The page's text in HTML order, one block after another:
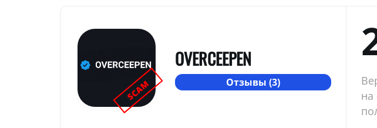
SCAM
OVERCEEPEN
Отзывы (3)
на